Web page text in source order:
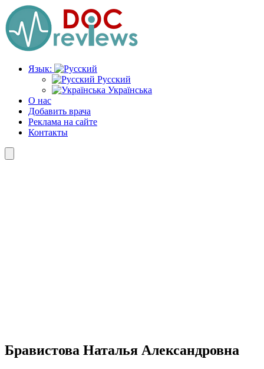
Перейти
к
содержимому
Язык:
Русский
Українська
О нас
Добавить врача
Реклама на сайте
Контакты
Бравистова Наталья Александровна